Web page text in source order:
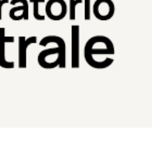
Teatrale
Teatro Eduardo de Filippo